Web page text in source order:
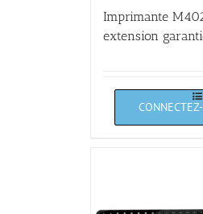
Imprimante
extension